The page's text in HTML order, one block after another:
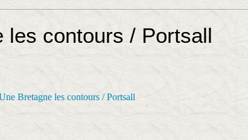
les contours / Portsall